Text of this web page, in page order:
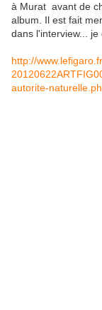
à Murat avant de
album. Il est fait
dans l'interview... je
http://
autorite-